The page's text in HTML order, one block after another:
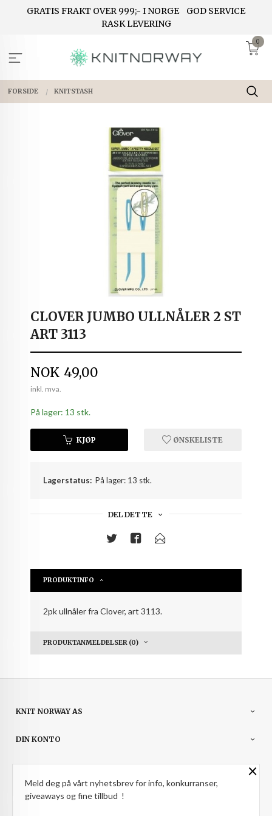
GRATIS FRAKT OVER 999;- I NORGE
GOD SERVICE
RASK LEVERING
0
FORSIDE KNITSTASH
CLOVER JUMBO ULLNÅLER 2 ST
ART 3113
Pris
NOK 49,00
inkl. mva.
På lager: 13 stk.
KJØP ØNSKELISTE
Lagerstatus: På lager: 13 stk.
DEL DETTE
PRODUKTINFO
2pk ullnåler fra Clover, art 3113.
PRODUKTANMELDELSER (0)
KNIT NORWAY AS
DIN KONTO
NYHETSBREV
PARTNERE
×
Meld deg på vårt nyhetsbrev for info, konkurranser,
giveaways og fine tillbud !